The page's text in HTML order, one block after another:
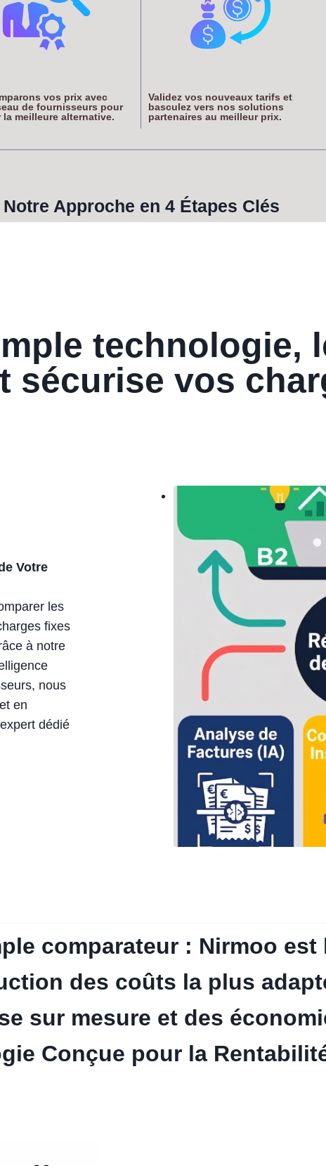
vos prix avec
de fournisseurs pour
la meilleure alternative.
Validez vos nouveaux tarifs et
basculez vers nos solutions
partenaires au meilleur prix.
Notre Approche en 4 Étapes Clés
technologie,
sécurise vos
Votre
les
fixes
à notre
nous
en
dédié
comparateur : Nirmoo
des coûts la plus
sur mesure et des
Conçue pour la